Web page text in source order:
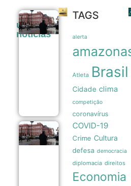
últimas
noticias
Pressão
memória
forçam
Milei sobre
venda de
terras a
estrangeiros
06/08
Pressão
popular
memória
das
Malvinas
forçam
TAGS
alerta
Atleta Brasil
Cidade clima
competição
coronavírus
COVID-19
Crime Cultura
defesa democracia
diplomacia direitos
Economia